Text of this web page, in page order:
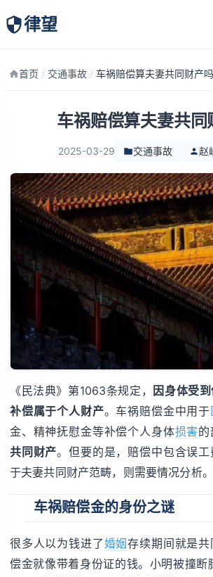
律望
律师团队
首页 / 交通事故 / 车祸赔偿算夫妻共同财产吗
车祸赔偿算夫妻共同
2025-03-29 交通事故 赵
《民法典》第1063条规定， 因身体受
补偿属于个人财产。车祸赔偿金中用于
金、精神抚慰金等补偿个人身体损害的
共同财产。但要的是，赔偿中包含误
于夫妻共同财产范畴，则需要情况分析。
车祸赔偿金的身份之谜
很多人以为钱进了 婚姻存续期间就是
偿金就像带着身份证的钱。小明被撞断